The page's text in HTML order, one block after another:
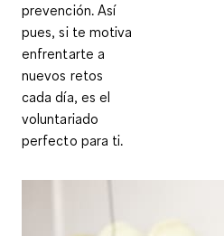
prevención. Así
pues, si te motiva
enfrentarte a
nuevos retos
cada día, es el
voluntariado
perfecto para ti.